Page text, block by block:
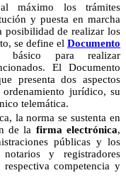
máximo los trámites
y puesta en marcha
posibilidad de realizar los
se define el Documento
básico para realizar
El Documento
presenta dos aspectos
jurídico, su
telemática.
la norma se sustenta en
de la firma electrónica,
públicas y los
y registradores
competencia y